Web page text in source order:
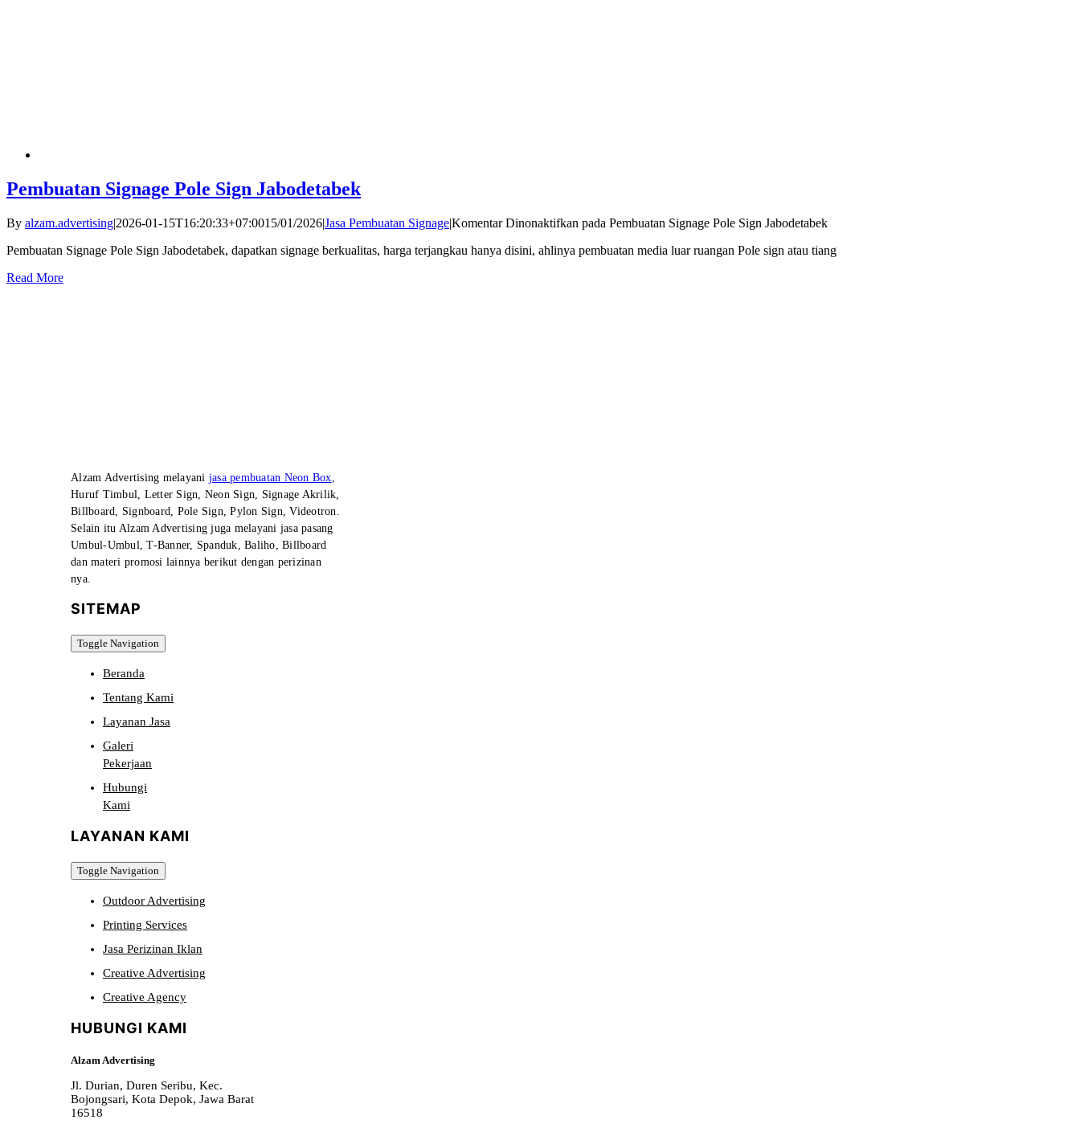
Pembuatan Signage Pole Sign Jabodetabek
By alzam.advertising|2026-01-15T16:20:33+07:0015/01/2026|Jasa Pembuatan Signage|Komentar Dinonaktifkan pada Pembuatan Signage Pole Sign Jabodetabek
Pembuatan Signage Pole Sign Jabodetabek, dapatkan signage berkualitas, harga terjangkau hanya disini, ahlinya pembuatan media luar ruangan Pole sign atau tiang
Read More
Alzam Advertising melayani jasa pembuatan Neon Box
Huruf Timbul, Letter Sign, Neon Sign, Signage Akrilik,
Billboard, Signboard, Pole Sign, Pylon Sign, Videotron.
Selain itu Alzam Advertising juga melayani jasa pasang
Umbul-Umbul, T-Banner, Spanduk, Baliho, Billboard
dan materi promosi lainnya berikut dengan perizinan
nya.
SITEMAP
Toggle Navigation
Beranda
Tentang Kami
Layanan Jasa
Galeri
Pekerjaan
Hubungi
Kami
LAYANAN KAMI
Toggle Navigation
Outdoor Advertising
Printing Services
Jasa Perizinan Iklan
Creative Advertising
Creative Agency
HUBUNGI KAMI
Alzam Advertising
Jl. Durian, Duren Seribu, Kec.
Bojongsari, Kota Depok, Jawa Barat
16518